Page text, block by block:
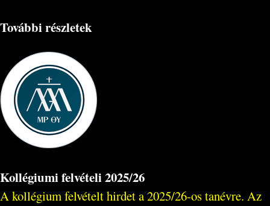
További részletek
Kollégiumi felvételi 2025/26
A kollégium felvételt hirdet a 2025/26-os tanévre. Az